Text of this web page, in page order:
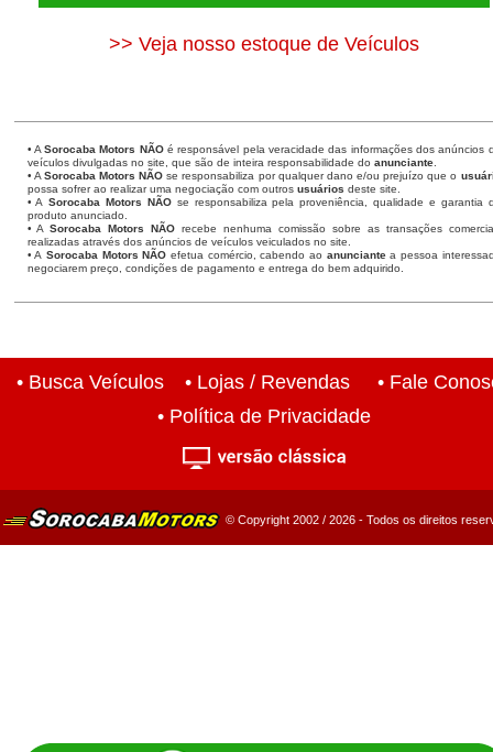
>> Veja nosso estoque de Veículos
• ASorocaba Motors NÃOé responsável pela veracidade das informações dos anúncios
veículos divulgadas no site, que são de inteira responsabilidade do anunciante.
• A Sorocaba Motors NÃO se responsabiliza por qualquer dano e/ou prejuízo que o
possa sofrer ao realizar uma negociação com outros usuários deste site.
• A Sorocaba Motors NÃOse responsabiliza pela proveniência, qualidade e garantia
produto anunciado.
• ASorocaba Motors NÃO recebe nenhuma comissão sobre as transações
realizadas através dos anúncios de veículos veiculados no site.
• A Sorocaba Motors NÃO efetua comércio, cabendo ao anunciantea pessoa
negociarem preço, condições de pagamento e entrega do bem adquirido.